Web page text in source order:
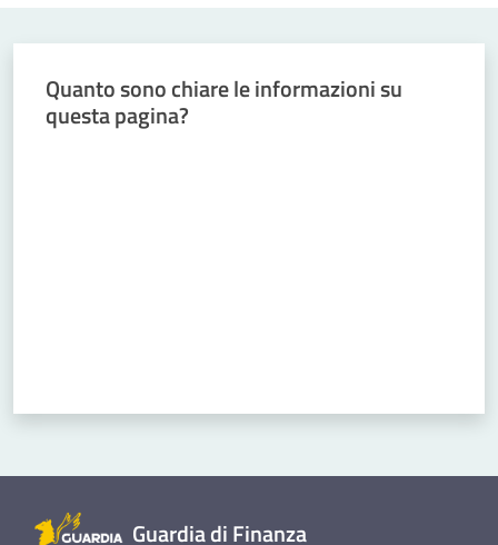
trasparente
Comunicazioni
e media
Istituti di
Quanto sono chiare le informazioni su
questa pagina?
Guardia di Finanza